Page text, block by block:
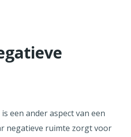
een ander aspect van een
negatieve ruimte zorgt voor